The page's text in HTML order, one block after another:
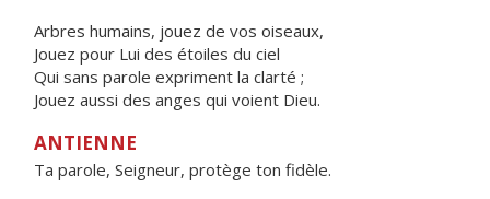
Arbres humains, jouez de vos oiseaux,
Jouez pour Lui des étoiles du ciel
Qui sans parole expriment la clarté ;
Jouez aussi des anges qui voient Dieu.
ANTIENNE
Ta parole, Seigneur, protège ton fidèle.